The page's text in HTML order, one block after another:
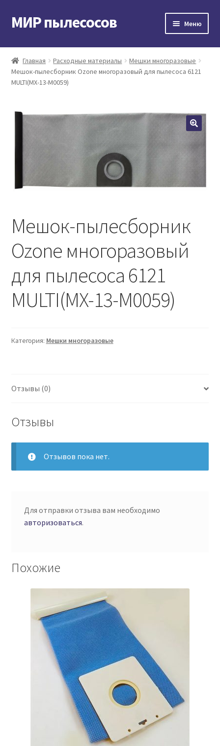
Перейти
к
Перейти
к
МИР пылесосов Меню
Главная
Мой аккаунт
Контакты
Корзина
Главная Расходные материалы
Мешки многоразовые
Мешок-пылесборник Ozone многоразовый для пылесоса 6121
MULTI(MX-13-M0059)
Мешок-пылесборник
Ozone многоразовый
для пылесоса 6121
MULTI(MX-13-M0059)
Категория: Мешки многоразовые
Отзывы (0)
Отзывы
Отзывов пока нет.
Для отправки отзыва вам необходимо
авторизоваться.
Похожие